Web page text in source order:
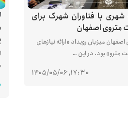
با فناوران شهرک برای
متروی اصفهان
میزبان رویداد «ارائه نیازهای
مترو» بود. در این …
۱۷:۳۰, ۱۴۰۵/۰۵/۰۶